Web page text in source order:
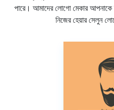
পারে। আমাদের লোগো মেকার আপনাকে
নিজের হেয়ার সেলুন